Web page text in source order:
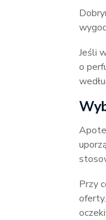
Jeśli
o
Przy